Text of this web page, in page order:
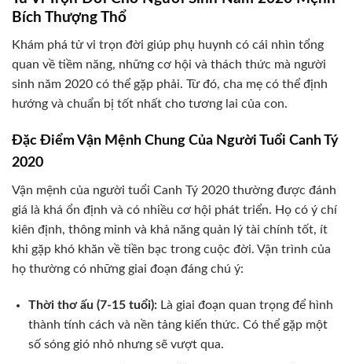
Bích Thượng Thổ
Khám phá tử vi trọn đời giúp phụ huynh có cái nhìn tổng
quan về tiềm năng, những cơ hội và thách thức mà người
sinh năm 2020 có thể gặp phải. Từ đó, cha mẹ có thể định
hướng và chuẩn bị tốt nhất cho tương lai của con.
Đặc Điểm Vận Mệnh Chung Của Người Tuổi Canh Tý
2020
Vận mệnh của người tuổi Canh Tý 2020 thường được đánh
giá là khá ổn định và có nhiều cơ hội phát triển. Họ có ý chí
kiên định, thông minh và khả năng quản lý tài chính tốt, ít
khi gặp khó khăn về tiền bạc trong cuộc đời. Vận trình của
họ thường có những giai đoạn đáng chú ý:
Thời thơ ấu (7-15 tuổi):Là giai đoạn quan trọng để hình
thành tính cách và nền tảng kiến thức. Có thể gặp một
số sóng gió nhỏ nhưng sẽ vượt qua.